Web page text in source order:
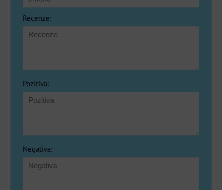
Recenze:
Pozitiva:
Negativa: